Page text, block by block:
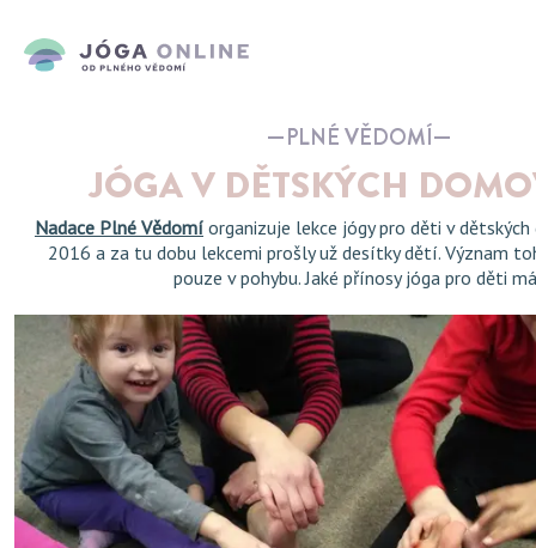
PLNÉ VĚDOMÍ
JÓGA V DĚTSKÝCH
Nadace Plné Vědomí organizuje lekce jógy pro děti v
2016 a za tu dobu lekcemi prošly už desítky dětí. Význam
pouze v pohybu. Jaké přínosy jóga pro děti